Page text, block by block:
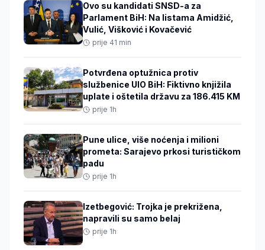
Ovo su kandidati SNSD-a za
Parlament BiH: Na listama Amidžić,
Vulić, Višković i Kovačević
prije 41 min
Potvrđena optužnica protiv
službenice UIO BiH: Fiktivno knjižila
uplate i oštetila državu za 186.415 KM
prije 1h
Pune ulice, više noćenja i milioni
prometa: Sarajevo prkosi turističkom
padu
prije 1h
Izetbegović: Trojka je prekrižena,
napravili su samo belaj
prije 1h